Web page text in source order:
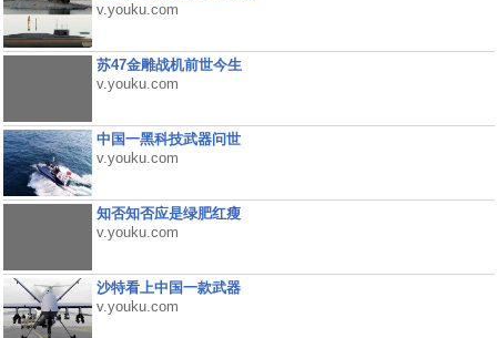
v.youku.com
苏47金雕战机前世今生
v.youku.com
中国一黑科技武器问世
v.youku.com
知否知否应是绿肥红瘦
v.youku.com
沙特看上中国一款武器
v.youku.com